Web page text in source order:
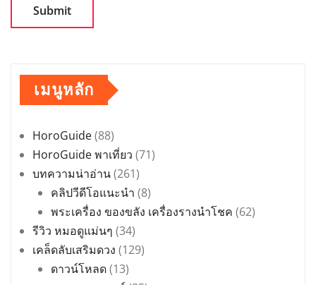
เมนูหลัก
HoroGuide(88)
HoroGuide พาเที่ยว (71)
บทความน่าอ่าน(261)
คลิปวีดีโอแนะนำ (8)
พระเครื่อง ของขลัง เครื่องรางนำโชค (62)
รีวิว หมอดูแม่นๆ (34)
เคล็ดลับเสริมดวง (129)
ดาวน์โหลด(13)